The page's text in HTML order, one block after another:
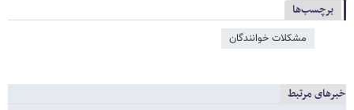
برچسب‌ها
مشکلات خوانندگان
خبرهای مرتبط